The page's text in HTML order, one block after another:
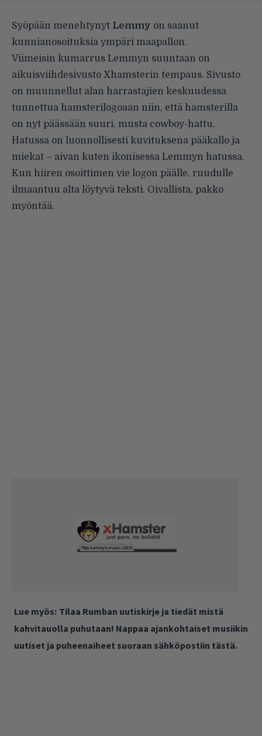
Syöpään menehtynyt Lemmy on saanut
kunnianosoituksia ympäri maapallon.
Viimeisin kumarrus Lemmyn suuntaan on
aikuisviihdesivusto Xhamsterin tempaus. Sivusto
on muunnellut alan harrastajien keskuudessa
tunnettua hamsterilogoaan niin, että hamsterilla
on nyt päässään suuri, musta cowboy-hattu.
Hatussa on luonnollisesti kuvituksena pääkallo ja
miekat – aivan kuten ikonisessa Lemmyn hatussa.
Kun hiiren osoittimen vie logon päälle, ruudulle
ilmaantuu alta löytyvä teksti. Oivallista, pakko
myöntää.
Lue myös: Tilaa Rumban uutiskirje ja tiedät mistä
kahvitauolla puhutaan! Nappaa ajankohtaiset musiikin
uutiset ja puheenaiheet suoraan sähköpostiin tästä.